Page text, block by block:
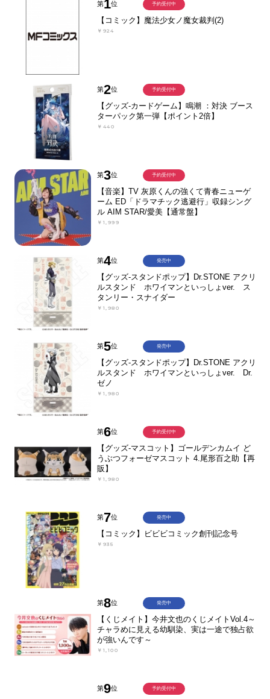
第1位
【コミック】魔法少女ノ魔女裁判(2)
￥924
予約受付中
第2位
【グッズ-カードゲーム】鳴潮 ：対決 ブース
ターパック第一弾【ポイント2倍】
￥440
予約受付中
第3位
【音楽】TV 灰原くんの強くて青春ニューゲ
ーム ED「ドラマチック逃避行」収録シング
ル AIM STAR/愛美【通常盤】
￥1,999
予約受付中
第4位
【グッズ-スタンドポップ】Dr.STONE アクリ
ルスタンド ホワイマンといっしょver. ス
タンリー・スナイダー
￥1,980
発売中
第5位
【グッズ-スタンドポップ】Dr.STONE アクリ
ルスタンド ホワイマンといっしょver. Dr.
ゼノ
￥1,980
発売中
第6位
【グッズ-マスコット】ゴールデンカムイ ど
うぶつフォーゼマスコット 4.尾形百之助【再
販】
￥1,980
予約受付中
第7位
【コミック】ビビビコミック創刊記念号
￥935
発売中
第8位
【くじメイト】今井文也のくじメイトVol.4～
チャラめに見える幼馴染、実は一途で独占欲
が強いんです～
￥1,100
発売中
第9位 予約受付中